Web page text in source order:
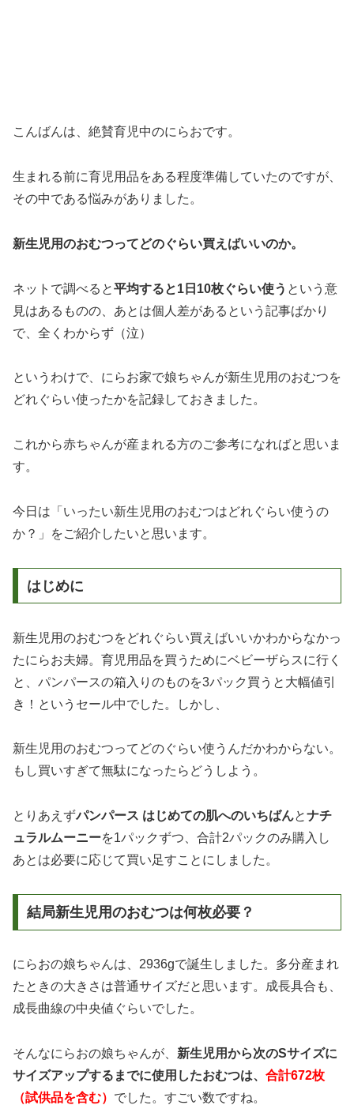
こんばんは、絶賛育児中のにらおです。
生まれる前に育児用品をある程度準備していたのですが、
その中である悩みがありました。
新生児用のおむつってどのぐらい買えばいいのか。
ネットで調べると平均すると1日10枚ぐらい使う という意
見はあるものの、あとは個人差があるという記事ばかり
で、全くわからず（泣）
というわけで、にらお家で娘ちゃんが新生児用のおむつを
どれぐらい使ったかを記録しておきました。
これから赤ちゃんが産まれる方のご参考になればと思いま
す。
今日は「いったい新生児用のおむつはどれぐらい使うの
か？」をご紹介したいと思います。
はじめに
新生児用のおむつをどれぐらい買えばいいかわからなかっ
たにらお夫婦。育児用品を買うためにベビーザらスに行く
と、パンパースの箱入りのものを3パック買うと大幅値引
き！というセール中でした。しかし、
新生児用のおむつってどのぐらい使うんだかわからない。
もし買いすぎて無駄になったらどうしよう。
とりあえずパンパース はじめての肌へのいちばんとナチ
ュラルムーニーを1パックずつ、合計2パックのみ購入し
あとは必要に応じて買い足すことにしました。
結局新生児用のおむつは何枚必要？
にらおの娘ちゃんは、2936gで誕生しました。多分産まれ
たときの大きさは普通サイズだと思います。成長具合も、
成長曲線の中央値ぐらいでした。
そんなにらおの娘ちゃんが、 新生児用から次のSサイズに
サイズアップするまでに使用したおむつは、 合計672枚
（試供品を含む） でした。すごい数ですね。